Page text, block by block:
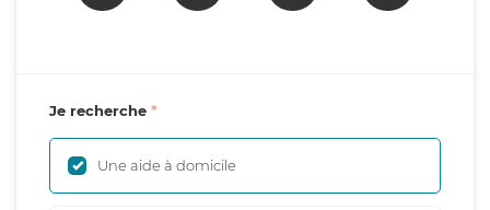
Je recherche
Une aide à domicile